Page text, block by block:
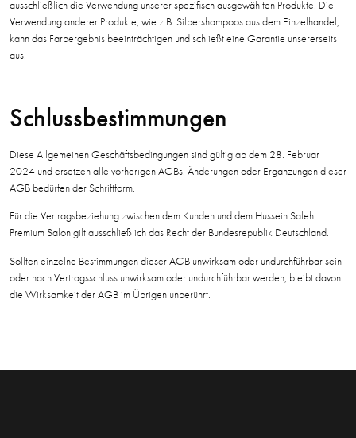
ausschließlich die Verwendung unserer spezifisch ausgewählten Produkte. Die
Verwendung anderer Produkte, wie z.B. Silbershampoos aus dem Einzelhandel,
kann das Farbergebnis beeinträchtigen und schließt eine Garantie unsererseits
aus.
Schlussbestimmungen
Diese Allgemeinen Geschäftsbedingungen sind gültig ab dem 28. Februar
2024 und ersetzen alle vorherigen AGBs. Änderungen oder Ergänzungen dieser
AGB bedürfen der Schriftform.
Für die Vertragsbeziehung zwischen dem Kunden und dem Hussein Saleh
Premium Salon gilt ausschließlich das Recht der Bundesrepublik Deutschland.
Sollten einzelne Bestimmungen dieser AGB unwirksam oder undurchführbar sein
oder nach Vertragsschluss unwirksam oder undurchführbar werden, bleibt davon
die Wirksamkeit der AGB im Übrigen unberührt.